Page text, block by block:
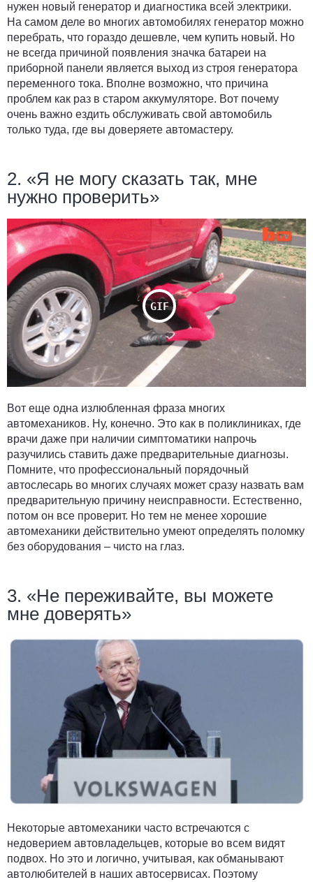
нужен новый генератор и диагностика всей электрики.
На самом деле во многих автомобилях генератор можно
перебрать, что гораздо дешевле, чем купить новый. Но
не всегда причиной появления значка батареи на
приборной панели является выход из строя генератора
переменного тока. Вполне возможно, что причина
проблем как раз в старом аккумуляторе. Вот почему
очень важно ездить обслуживать свой автомобиль
только туда, где вы доверяете автомастеру.
2. «Я не могу сказать так, мне
нужно проверить»
Вот еще одна излюбленная фраза многих
автомехаников. Ну, конечно. Это как в поликлиниках, где
врачи даже при наличии симптоматики напрочь
разучились ставить даже предварительные диагнозы.
Помните, что профессиональный порядочный
автослесарь во многих случаях может сразу назвать вам
предварительную причину неисправности. Естественно,
потом он все проверит. Но тем не менее хорошие
автомеханики действительно умеют определять поломку
без оборудования – чисто на глаз.
3. «Не переживайте, вы можете
мне доверять»
Некоторые автомеханики часто встречаются с
недоверием автовладельцев, которые во всем видят
подвох. Но это и логично, учитывая, как обманывают
автолюбителей в наших автосервисах. Поэтому